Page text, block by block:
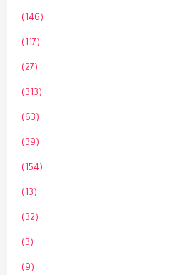
(146)
(117)
(27)
(313)
(63)
(39)
(154)
(13)
(32)
(3)
(9)